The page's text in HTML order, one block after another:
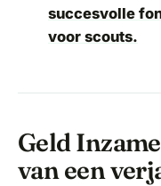
succesvolle
voor scouts.
Geld
van een